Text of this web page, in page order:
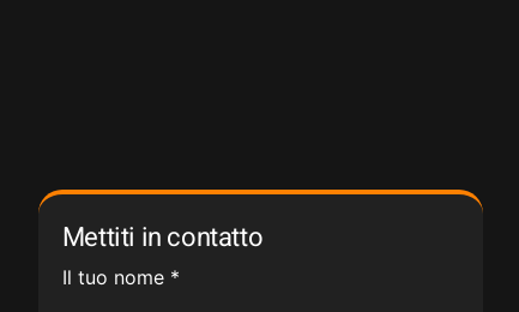
Mettiti in contatto
Il tuo nome *